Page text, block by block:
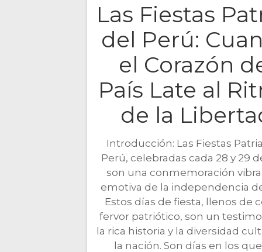
Las Fiestas
del Perú:
el Corazón
País Late al
de la
Introducción: Las Fiestas
Perú, celebradas cada 28 y 29
son una conmemoración
emotiva de la independencia
Estos días de fiesta, llenos de
fervor patriótico, son un
la rica historia y la diversidad
la nación. Son días en los